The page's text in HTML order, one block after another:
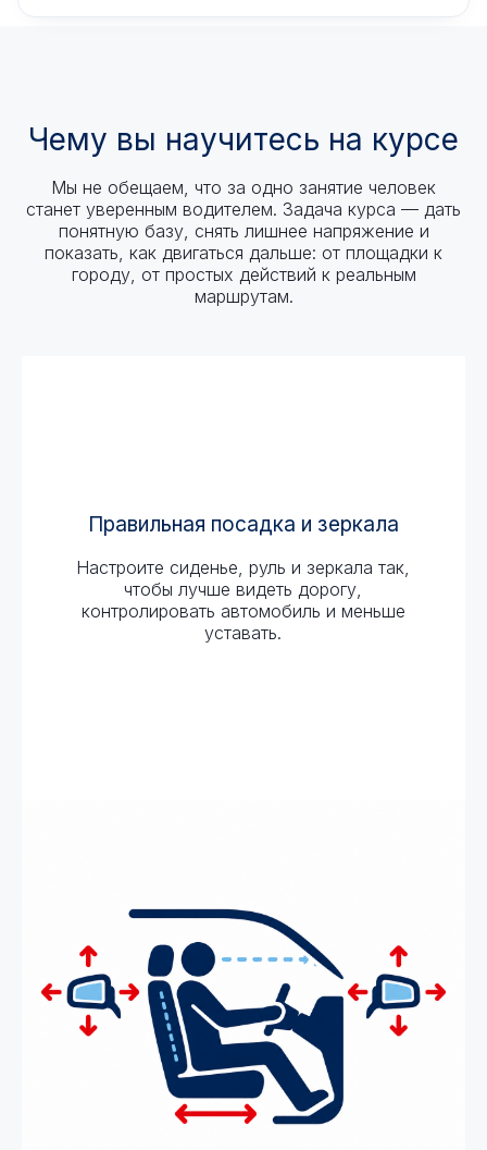
Чему вы научитесь на курсе
Мы не обещаем, что за одно занятие человек
станет уверенным водителем. Задача курса — дать
понятную базу, снять лишнее напряжение и
показать, как двигаться дальше: от площадки к
городу, от простых действий к реальным
маршрутам.
Правильная посадка и зеркала
Настроите сиденье, руль и зеркала так,
чтобы лучше видеть дорогу,
контролировать автомобиль и меньше
уставать.